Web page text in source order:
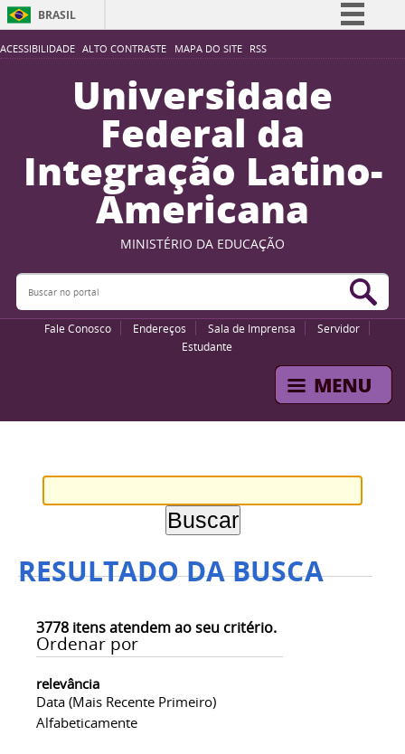
ACESSIBILIDADE ALTO CONTRASTE MAPA DO SITE RSS
BRASIL
Simplifique!
Participe
Acesso à informação
Legislação
Canais
Universidade
Federal da
Integração Latino-
Americana
MINISTÉRIO DA EDUCAÇÃO
Buscar no portal
Fale Conosco Endereços Sala de Imprensa
Servidor
Estudante
RESULTADO DA BUSCA
3778 itens atendem ao seu critério.
Ordenar por
relevância
Data (mais Recente Primeiro)
Alfabeticamente